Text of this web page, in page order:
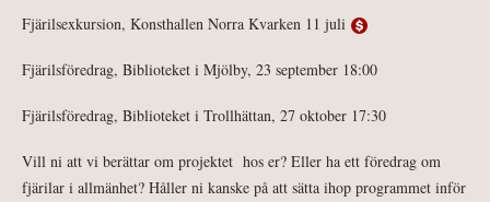
Fjärilsexkursion, Konsthallen Norra Kvarken 11 juli
Fjärilsföredrag, Biblioteket i Mjölby, 23 september 18:00
Fjärilsföredrag, Biblioteket i Trollhättan, 27 oktober 17:30
Vill ni att vi berättar om projektet hos er? Eller ha ett föredrag om
fjärilar i allmänhet? Håller ni kanske på att sätta ihop programmet inför